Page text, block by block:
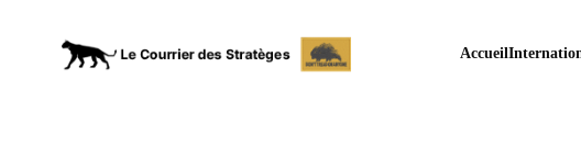
Accueil